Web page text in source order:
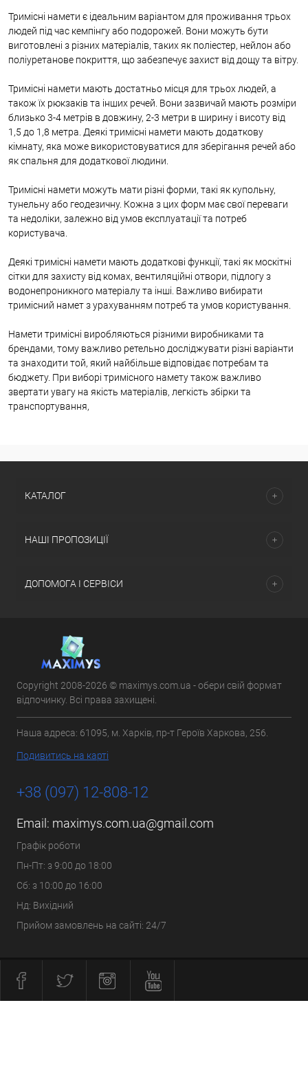
Тримісні намети є ідеальним варіантом для проживання трьох
людей під час кемпінгу або подорожей. Вони можуть бути
виготовлені з різних матеріалів, таких як поліестер, нейлон або
поліуретанове покриття, що забезпечує захист від дощу та вітру.
Тримісні намети мають достатньо місця для трьох людей, а
також їх рюкзаків та інших речей. Вони зазвичай мають розміри
близько 3-4 метрів в довжину, 2-3 метри в ширину і висоту від
1,5 до 1,8 метра. Деякі тримісні намети мають додаткову
кімнату, яка може використовуватися для зберігання речей або
як спальня для додаткової людини.
Тримісні намети можуть мати різні форми, такі як купольну,
тунельну або геодезичну. Кожна з цих форм має свої переваги
та недоліки, залежно від умов експлуатації та потреб
користувача.
Деякі тримісні намети мають додаткові функції, такі як москітні
сітки для захисту від комах, вентиляційні отвори, підлогу з
водонепроникного матеріалу та інші. Важливо вибирати
тримісний намет з урахуванням потреб та умов користування.
Намети тримісні виробляються різними виробниками та
брендами, тому важливо ретельно досліджувати різні варіанти
та знаходити той, який найбільше відповідає потребам та
бюджету. При виборі тримісного намету також важливо
звертати увагу на якість матеріалів, легкість збірки та
транспортування,
КАТАЛОГ
НАШІ ПРОПОЗИЦІЇ
ДОПОМОГА І СЕРВІСИ
Copyright 2008-2026 © maximys.com.ua - обери свій формат
відпочинку. Всі права захищені.
Наша адреса: 61095, м. Харків, пр-т Героїв Харкова, 256.
Подивитись на карті
+38 (097) 12-808-12
Email: maximys.com.ua@gmail.com
Графік роботи
Пн-Пт: з 9:00 до 18:00
Сб: з 10:00 до 16:00
Нд: Вихідний
Прийом замовлень на сайті: 24/7